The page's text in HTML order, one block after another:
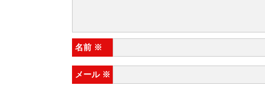
名前 ※
メール ※